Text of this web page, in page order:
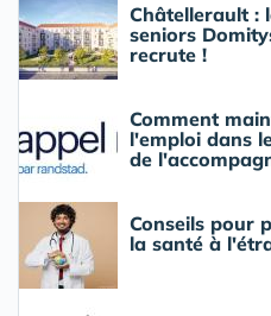
Châtellerault :
seniors
recrute !
Comment
l'emploi dans
de
Conseils pour
la santé à